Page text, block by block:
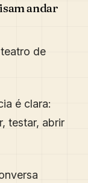
andar
de
é clara:
testar, abrir